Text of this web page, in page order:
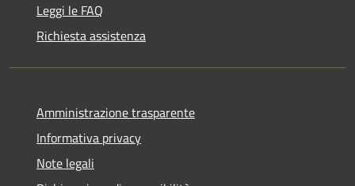
Leggi le FAQ
Richiesta assistenza
Amministrazione trasparente
Informativa privacy
Note legali